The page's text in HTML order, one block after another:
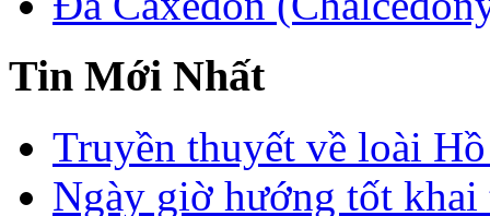
Tin Mới Nhất
Truyền thuyết về loài
Ngày giờ hướng tốt